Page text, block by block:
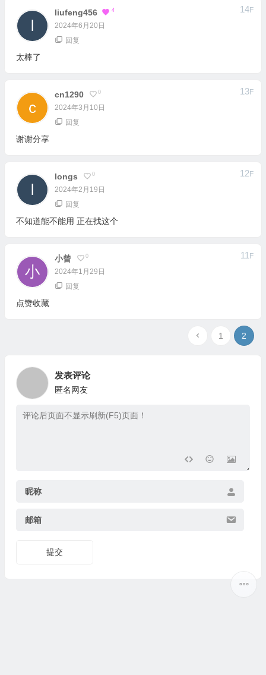
Liufeng456 4
2024年6月20日
14F
回复
太棒了
Cn1290 0
2024年3月10日
13F
回复
谢谢分享
Longs 0
2024年2月19日
12F
回复
不知道能不能用 正在找这个
小曾 0
2024年1月29日
11 F
回复
点赞收藏
1 2
发表评论
匿名网友
昵称
邮箱
提交